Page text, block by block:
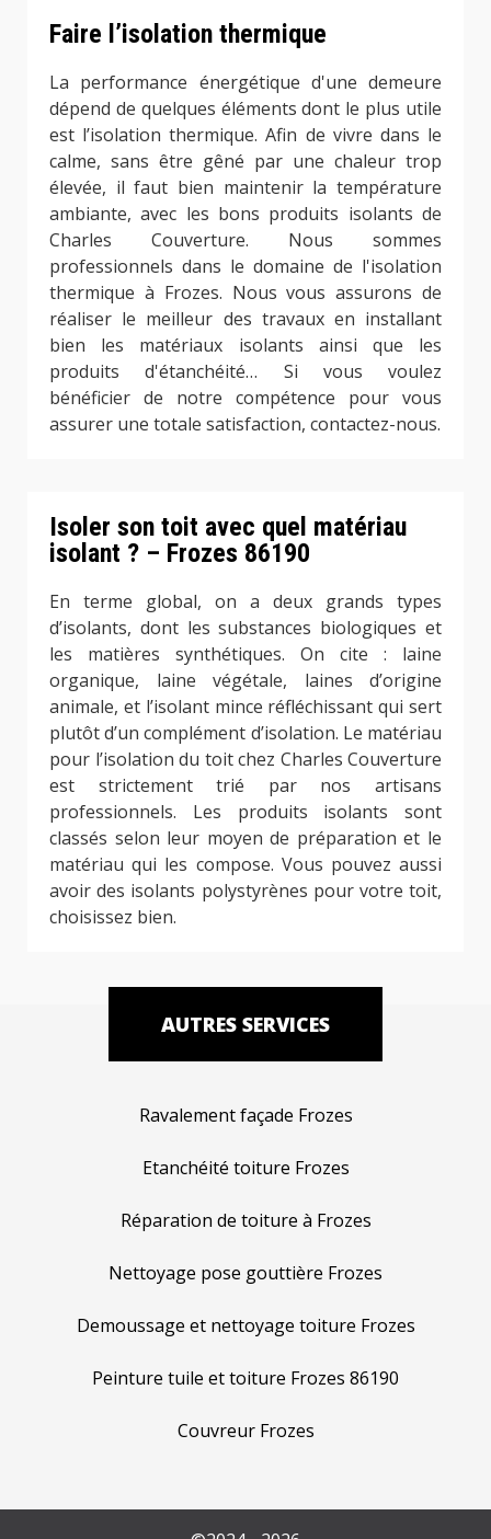
Faire l’isolation thermique
La performance énergétique d'une demeure
dépend de quelques éléments dont le plus utile
est l’isolation thermique. Afin de vivre dans le
calme, sans être gêné par une chaleur trop
élevée, il faut bien maintenir la température
ambiante, avec les bons produits isolants de
Charles Couverture. Nous sommes
professionnels dans le domaine de l'isolation
thermique à Frozes. Nous vous assurons de
réaliser le meilleur des travaux en installant
bien les matériaux isolants ainsi que les
produits d'étanchéité… Si vous voulez
bénéficier de notre compétence pour vous
assurer une totale satisfaction, contactez-nous.
Isoler son toit avec quel matériau
isolant ? – Frozes 86190
En terme global, on a deux grands types
d’isolants, dont les substances biologiques et
les matières synthétiques. On cite : laine
organique, laine végétale, laines d’origine
animale, et l’isolant mince réfléchissant qui sert
plutôt d’un complément d’isolation. Le matériau
pour l’isolation du toit chez Charles Couverture
est strictement trié par nos artisans
professionnels. Les produits isolants sont
classés selon leur moyen de préparation et le
matériau qui les compose. Vous pouvez aussi
avoir des isolants polystyrènes pour votre toit,
choisissez bien.
AUTRES SERVICES
Ravalement façade Frozes
Etanchéité toiture Frozes
Réparation de toiture à Frozes
Nettoyage pose gouttière Frozes
Demoussage et nettoyage toiture Frozes
Peinture tuile et toiture Frozes 86190
Couvreur Frozes